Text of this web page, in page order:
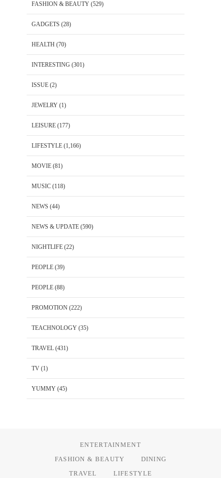
FASHION & BEAUTY (529)
GADGETS (28)
HEALTH (70)
INTERESTING (301)
ISSUE (2)
JEWELRY (1)
LEISURE (177)
LIFESTYLE (1,166)
MOVIE (81)
MUSIC (118)
NEWS (44)
NEWS & UPDATE (590)
NIGHTLIFE (22)
PEOPLE (39)
PEOPLE (88)
PROMOTION (222)
TEACHNOLOGY (35)
TRAVEL (431)
TV (1)
YUMMY (45)
ENTERTAINMENT
FASHION & BEAUTY
DINING
TRAVEL
LIFESTYLE